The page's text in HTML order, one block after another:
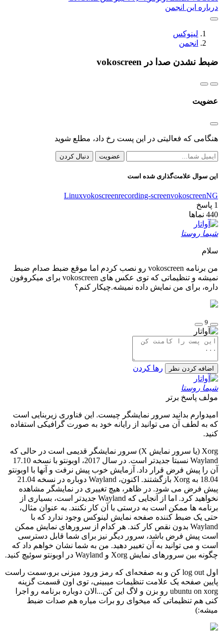
درباره این انجمن
لینوکس
انجمن
ضبط نشدن صدا در vokoscreen
عضویت
هنگامی که فعالیتی در این پست رخ داد، مطلع شوید
عضویت دنبال کردن
این سوال علامت‌گذاری شده است
Linuxvokoscreenrecording-screenvokoscreenNG
1 پاسخ
440 نماها
شیما روستا
سلام
من برنامه vokoscreen رو نصب کردم اما موقع ضبط صدام ضبط
نمیشه و تنظیماتی که توی عکس های vokoscreen برای میکروفون
داره، برای من نمایش داده نمیشه.چیکار کنم؟
9
اضافه کردن نظر رها کردن
شیما روستا
مولف پاسخ برتر
امیدوارم بدانید سرور نمایشگر چیست. این فناوری زیربنایی است
که به لطف آن می توانید از رایانه خود به صورت گرافیکی استفاده
کنید.
Xorg (یا سرور نمایش X) سرور نمایشگر قدیمی است در حالی که
Wayland نسبتا جدیدتر است. در سال 2017، اوبونتو با نسخه 17.10
آن را پیش فرض قرار داد. آزمایش خوب پیش نرفت و آنها با اوبونتو
18.04 به Xorg بازگشتند. اکنون، Wayland دوباره در نسخه 21.04
پیش فرض می شود. در ظاهر، هیچ تغییری در نمایشگر مشاهده
نخواهید کرد. اما از آنجایی که Wayland جدیدتر است، بسیاری از
برنامه ها ممکن است به درستی با آن کار نکنند. به عنوان مثال،
حتی یک ضبط کننده صفحه نمایش لینوکس وجود ندارد که با
Wayland بدون نقص کار کند. هر کدام از سرورهای نمایش ممکن
است پیش فرض باشد، سرور دیگر نیز برای شما قابل دسترسی
است و می توانید به آن تغییر دهید. من به شما نشان خواهم داد که
چگونه بین سرورهای نمایش Xorg و Wayland در اوبونتو سوئیچ کنید.
اول log out کن و به صفحه‌ای که رمز ورود میزنی برو،سمت راست
پایین صفحه یک علامت تنظیمات میبینی، توی اون قسمت گزینه
ubuntu on xorg رو بزن و لاگ این کن...الان دوباره برنامه رو اجرا
کنی هم تنظیماتی که میخوای رو برات میاره هم صدات ضبط
میشه:)